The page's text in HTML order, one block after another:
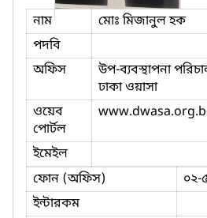
নাম
মোঃ মিজানুল হক
পদবি
অফিস
উপ-ব্যবস্থাপনা
ঢাকা ওয়াসা
ওয়েব
পোর্টল
ইমেইল
ফোন (অফিস)
০২-
ইন্টারকম